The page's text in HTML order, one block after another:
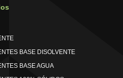
BASE DISOLVENTE
BASE AGUA